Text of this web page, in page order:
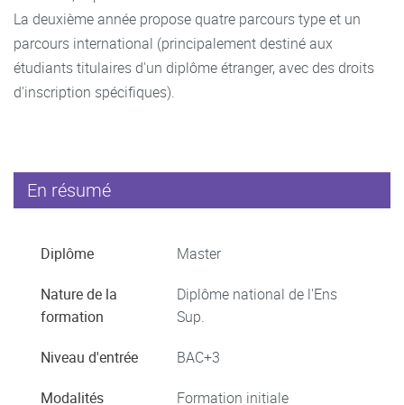
La deuxième année propose quatre parcours type et un
parcours international (principalement destiné aux
étudiants titulaires d'un diplôme étranger, avec des droits
d'inscription spécifiques).
En résumé
Diplôme Master
Nature de la
formation
Diplôme national de l'Ens
Sup.
Niveau d'entrée BAC+3
Modalités
Formation initiale